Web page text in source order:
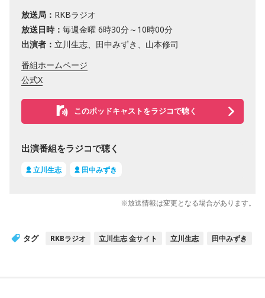
放送局： RKBラジオ
放送日時： 毎週金曜 6時30分～10時00分
出演者： 立川生志、田中みずき、山本修司
番組ホームページ
公式X
このポッドキャストをラジコで聴く
出演番組をラジコで聴く
立川生志 田中みずき
※放送情報は変更となる場合があります。
タグ RKBラジオ 立川生志 金サイト 立川生志 田中みずき